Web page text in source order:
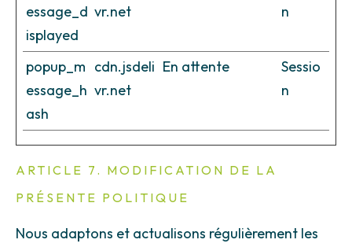
essage_d
isplayed
vr.net
n
popup_m
essage_h
ash
cdn.jsdeli
vr.net
En attente
Sessio
n
ARTICLE 7. MODIFICATION DE LA
PRÉSENTE POLITIQUE
Nous adaptons et actualisons régulièrement les